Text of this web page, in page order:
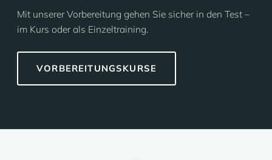
Mit unserer Vorbereitung gehen Sie sicher in den Test –
im Kurs oder als Einzeltraining.
VORBEREITUNGSKURSE